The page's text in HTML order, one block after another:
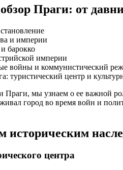
Праги: от
и империи
барокко
империи
войны и коммунистический
туристический центр и
Праги, мы узнаем о ее важной
город во время войн и
историческим
центра